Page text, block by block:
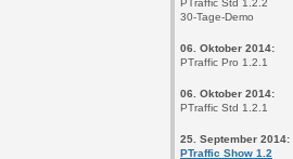
PTraffic Std 1.2.2
30-Tage-Demo
06. Oktober 2014:
PTraffic Pro 1.2.1
06. Oktober 2014:
PTraffic Std 1.2.1
25. September 2014:
PTraffic Show 1.2